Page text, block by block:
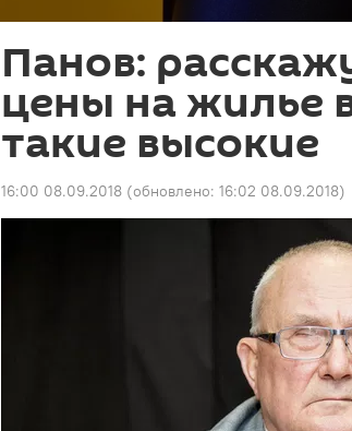
Панов:
цены на жилье
такие высокие
16:00 08.09.2018 (обновлено: 16:02 08.09.2018)